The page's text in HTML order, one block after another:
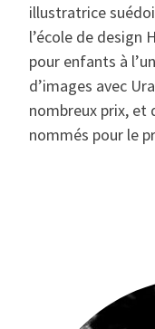
illustratrice
l’école de design
pour enfants à
d’images avec
nombreux prix, et
nommés pour le